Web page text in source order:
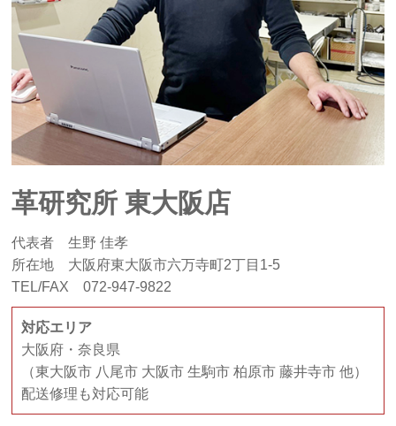
革研究所 東大阪店
代表者 生野 佳孝
所在地 大阪府東大阪市六万寺町2丁目1-5
TEL/FAX 072-947-9822
対応エリア
大阪府・奈良県
（東大阪市 八尾市 大阪市 生駒市 柏原市 藤井寺市 他）
配送修理も対応可能